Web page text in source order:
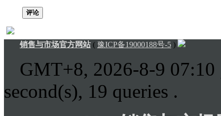
评论
销售与市场官方网站( 豫ICP备19000188号-5 )
GMT+8, 2026-8-9 07:10
second(s), 19 queries .